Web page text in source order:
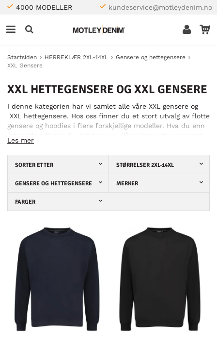
4000 MODELLER kundeservice@motleydenim.no
Startsiden HERREKLÆR 2XL-14XL
Gensere og hettegensere
XXL Gensere
XXL HETTEGENSERE OG XXL GENSERE
I denne kategorien har vi samlet alle våre XXL gensere og
XXL hettegensere. Hos oss finner du et stort utvalg av flotte
gensere og hoodies i flere forskjellige modeller. Hva du enn
den stilfulle, storvokste mannen som liker å kle seg i siste
mote. Blant våre gensere og hoodies finner du både enkle
sofistikerte plagg som passer utmerket på en litt tøffere
hverdagplagg. Våre gensere og hettegensere kommer fra
Rockford, Kam Jeans og D555. Du kan dermed være sikker
på at klærne er laget i god kvalitet og at de følger de siste
favoritter!
Les mer
SORTER ETTER STØRRELSER 2XL-14XL
GENSERE OG HETTEGENSERE MERKER
FARGER